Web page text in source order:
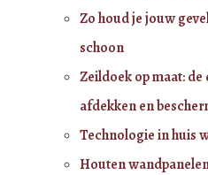
Zo houd je jouw
schoon
Zeildoek op maat:
afdekken en
Technologie in huis
Houten